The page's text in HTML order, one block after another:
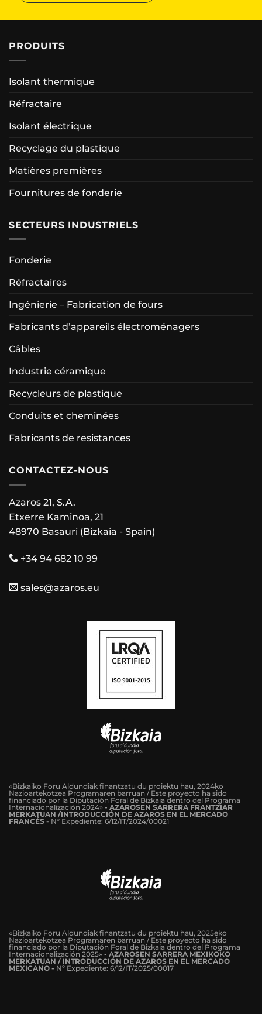
PRODUITS
Isolant thermique
Réfractaire
Isolant électrique
Recyclage du plastique
Matières premières
Fournitures de fonderie
SECTEURS INDUSTRIELS
Fonderie
Réfractaires
Ingénierie – Fabrication de fours
Fabricants d’appareils électroménagers
Câbles
Industrie céramique
Recycleurs de plastique
Conduits et cheminées
Fabricants de resistances
CONTACTEZ-NOUS
Azaros 21, S.A.
Etxerre Kaminoa, 21
48970 Basauri (Bizkaia - Spain)
+34 94 682 10 99
sales@azaros.eu
«Bizkaiko Foru Aldundiak finantzatu du proiektu hau, 2024ko
Nazioartekotzea Programaren barruan / Este proyecto ha sido
financiado por la Diputación Foral de Bizkaia dentro del Programa
Internacionalización 2024» - AZAROSEN SARRERA FRANTZIAR
MERKATUAN /INTRODUCCIÓN DE AZAROS EN EL MERCADO
FRANCÉS - Nº Expediente: 6/12/IT/2024/00021
«Bizkaiko Foru Aldundiak finantzatu du proiektu hau, 2025eko
Nazioartekotzea Programaren barruan / Este proyecto ha sido
financiado por la Diputación Foral de Bizkaia dentro del Programa
Internacionalización 2025» - AZAROSEN SARRERA MEXIKOKO
MERKATUAN / INTRODUCCIÓN DE AZAROS EN EL MERCADO
MEXICANO - Nº Expediente: 6/12/IT/2025/00017